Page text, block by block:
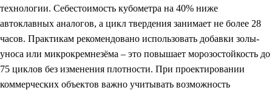
технологии. Себестоимость кубометра на 40% ниже
автоклавных аналогов, а цикл твердения занимает не более 28
часов. Практикам рекомендовано использовать добавки золы-
уноса или микрокремнезёма – это повышает морозостойкость до
75 циклов без изменения плотности. При проектировании
коммерческих объектов важно учитывать возможность